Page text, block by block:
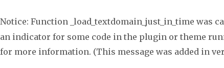
Notice: Function _load_textdomain_just_in_time was
an indicator for some code in the plugin or theme
for more information. (This message was added in